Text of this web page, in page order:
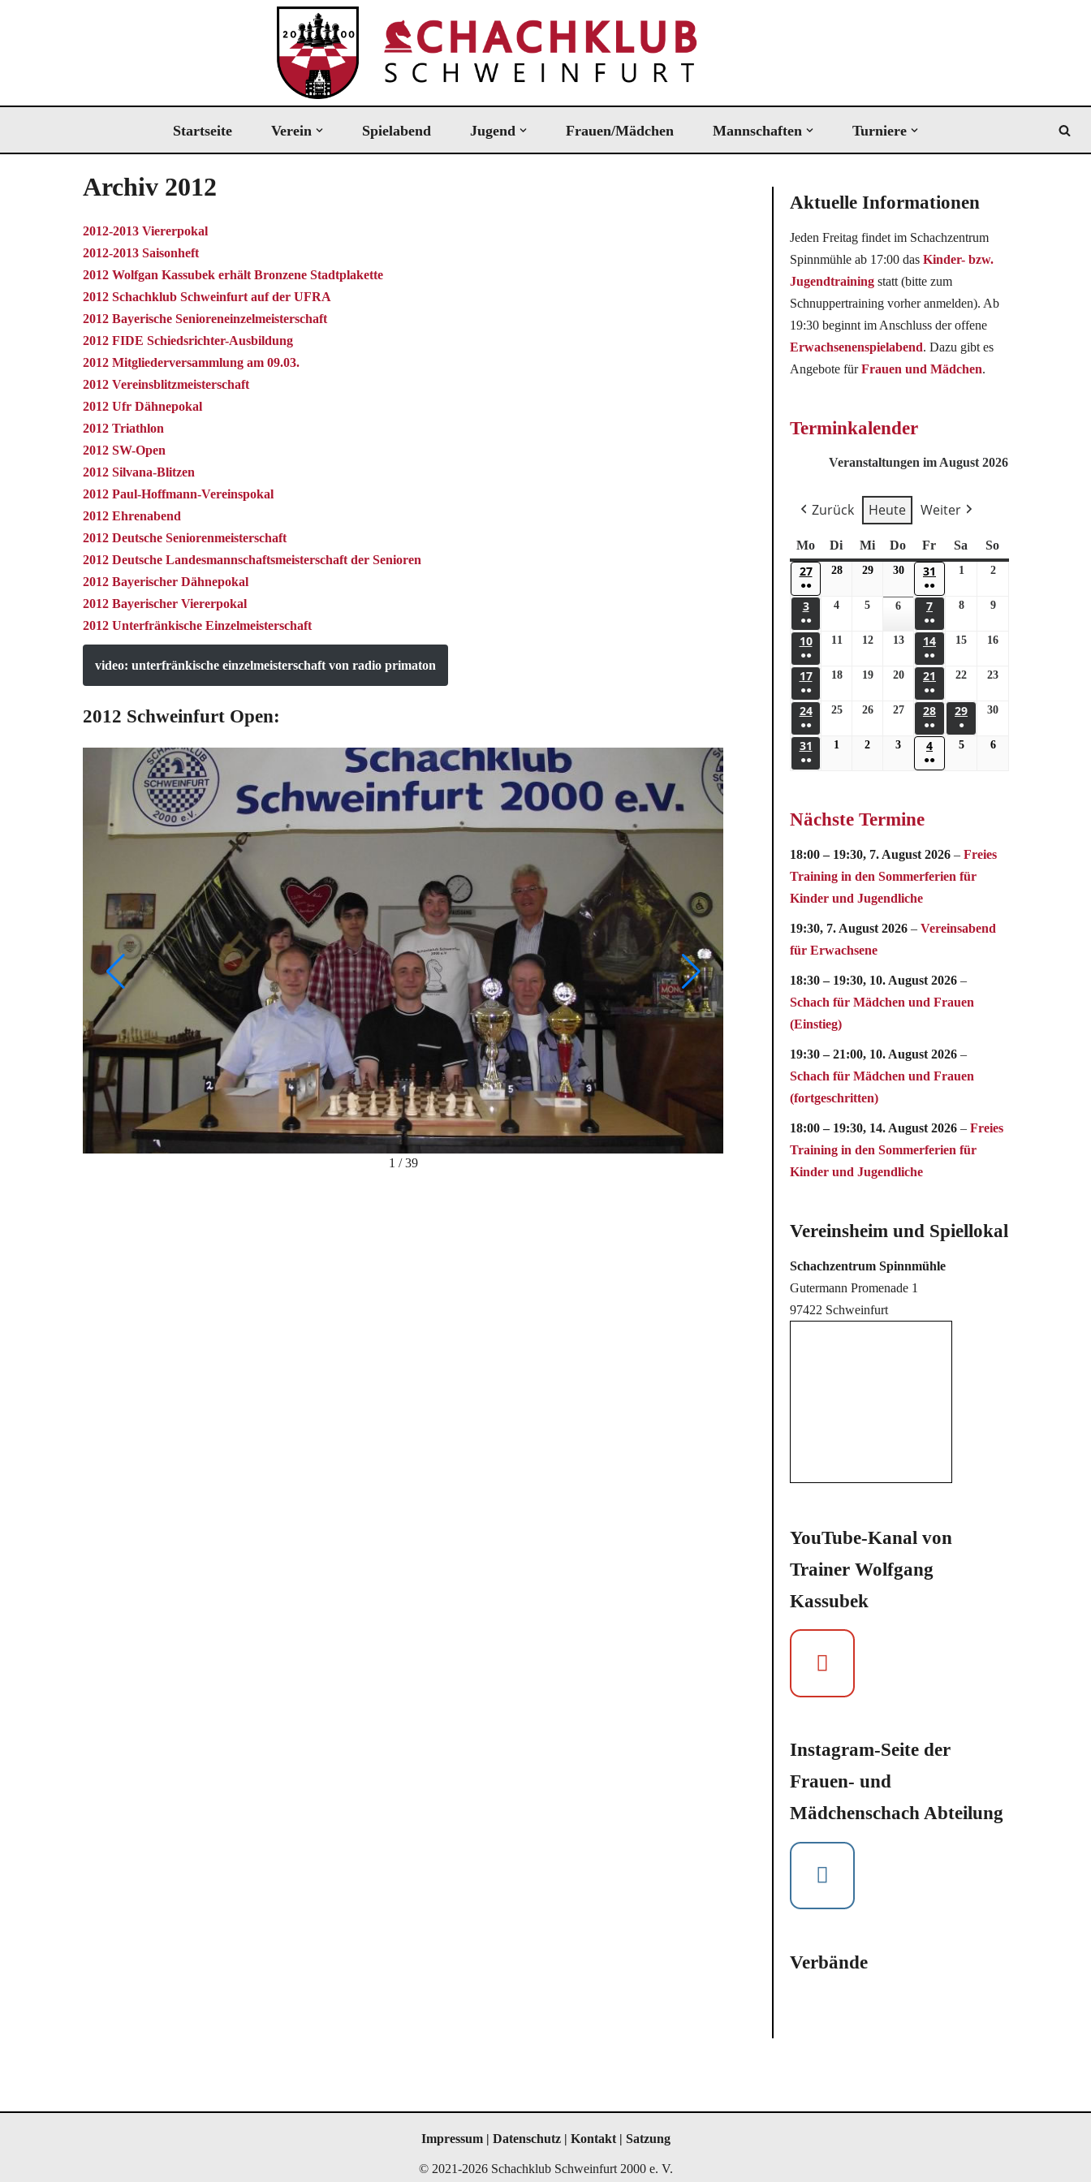
Startseite Verein Spielabend Jugend Frauen/Mädchen Mannschaften Turniere
Archiv 2012
2012-2013 Viererpokal
2012-2013 Saisonheft
2012 Wolfgan Kassubek erhält Bronzene Stadtplakette
2012 Schachklub Schweinfurt auf der UFRA
2012 Bayerische Senioreneinzelmeisterschaft
2012 FIDE Schiedsrichter-Ausbildung
2012 Mitgliederversammlung am 09.03.
2012 Vereinsblitzmeisterschaft
2012 Ufr Dähnepokal
2012 Triathlon
2012 SW-Open
2012 Silvana-Blitzen
2012 Paul-Hoffmann-Vereinspokal
2012 Ehrenabend
2012 Deutsche Seniorenmeisterschaft
2012 Deutsche Landesmannschaftsmeisterschaft der Senioren
2012 Bayerischer Dähnepokal
2012 Bayerischer Viererpokal
2012 Unterfränkische Einzelmeisterschaft
video: unterfränkische einzelmeisterschaft von radio primaton
2012 Schweinfurt Open:
1 /39
Aktuelle Informationen
Jeden Freitag findet im Schachzentrum
Spinnmühle ab 17:00 das Kinder- bzw.
Jugendtraining statt (bitte zum
Schnuppertraining vorher anmelden). Ab
19:30 beginnt im Anschluss der offene
Erwachsenenspielabend. Dazu gibt es
Angebote fürFrauen und Mädchen.
Terminkalender
Veranstaltungen im August 2026
Zurück Heute Weiter
Mo Di Mi Do Fr Sa So
27
●●
28 29 30 31
●●
1 2
3
●●
4 5 6 7
●●
8 9
10
●●
11 12 13 14
●●
15 16
17
●●
18 19 20 21
●●
22 23
24
●●
25 26 27 28
●●
29
●
30
31
●●
1 2 3 4
●●
5 6
Nächste Termine
18:00 – 19:30, 7. August 2026 – Freies
Training in den Sommerferien für
Kinder und Jugendliche
19:30, 7. August 2026 – Vereinsabend
für Erwachsene
18:30 – 19:30, 10. August 2026 –
Schach für Mädchen und Frauen
(Einstieg)
19:30 – 21:00, 10. August 2026 –
Schach für Mädchen und Frauen
(fortgeschritten)
18:00 – 19:30, 14. August 2026 – Freies
Training in den Sommerferien für
Kinder und Jugendliche
Vereinsheim und Spiellokal
Schachzentrum Spinnmühle
Gutermann Promenade 1
97422 Schweinfurt
YouTube-Kanal von
Trainer Wolfgang
Kassubek
Instagram-Seite der
Frauen- und
Mädchenschach Abteilung
Verbände
Impressum| Datenschutz| Kontakt | Satzung
© 2021-2026 Schachklub Schweinfurt 2000 e. V.